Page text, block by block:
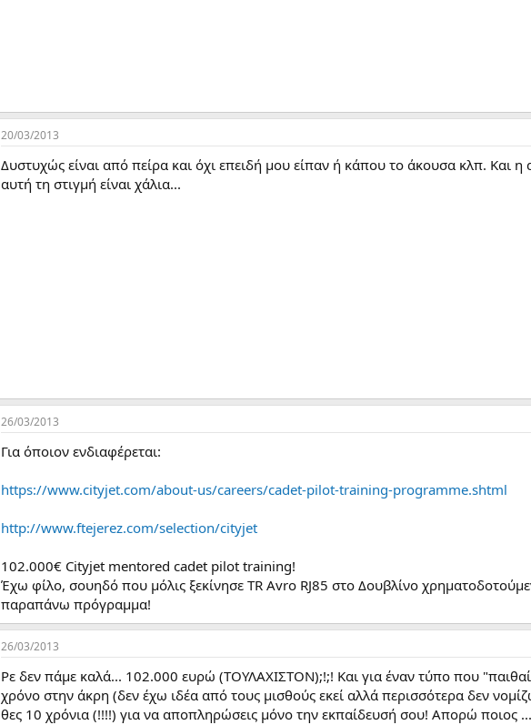
20/03/2013
Δυστυχώς είναι από πείρα και όχι επειδή μου είπαν ή κάπου το άκουσα κλπ. Και
αυτή τη στιγμή είναι χάλια...
26/03/2013
Για όποιον ενδιαφέρεται:
https://www.cityjet.com/about-us/careers/cadet-pilot-training-programme.shtml
http://www.ftejerez.com/selection/cityjet
102.000€ Cityjet mentored cadet pilot training!
Έχω φίλο, σουηδό που μόλις ξεκίνησε TR Avro RJ85 στο Δουβλίνο
παραπάνω πρόγραμμα!
26/03/2013
Ρε δεν πάμε καλά... 102.000 ευρώ (ΤΟΥΛΑΧΙΣΤΟΝ);!;! Και για έναν τύπο που
χρόνο στην άκρη (δεν έχω ιδέα από τους μισθούς εκεί αλλά περισσότερα δεν
θες 10 χρόνια (!!!!) για να αποπληρώσεις μόνο την εκπαίδευσή σου! Απορώ ποιος